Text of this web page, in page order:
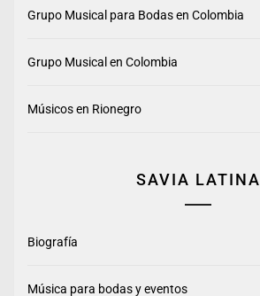
Grupo Musical para Bodas en Colombia
Grupo Musical en Colombia
Músicos en Rionegro
SAVIA LATINA
Biografía
Música para bodas y eventos